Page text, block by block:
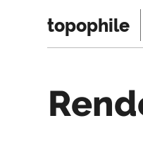
topophile